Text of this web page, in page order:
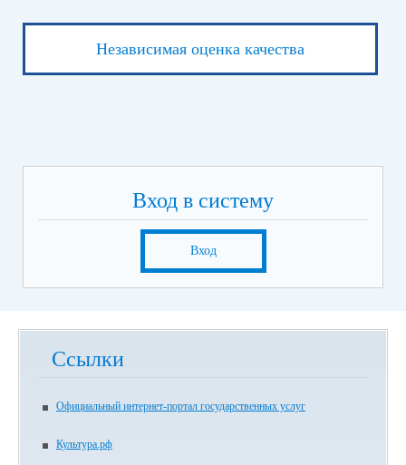
Независимая оценка качества
Вход в систему
Вход
Ссылки
Официальный интернет-портал государственных услуг
Культура.рф